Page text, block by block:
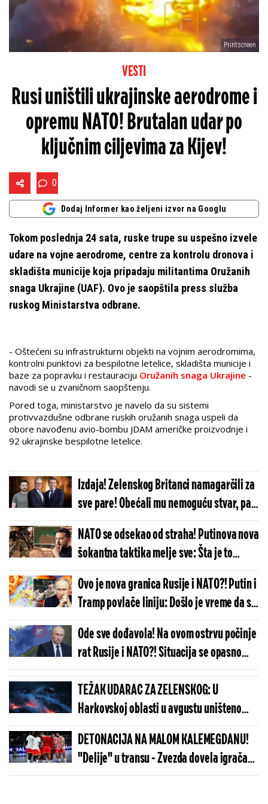
Printscreen
VESTI
Rusi uništili ukrajinske aerodrome i
opremu NATO! Brutalan udar po
ključnim ciljevima za Kijev!
0
Dodaj Informer kao željeni izvor na Googlu
Tokom poslednja 24 sata, ruske trupe su uspešno izvele
udare na vojne aerodrome, centre za kontrolu dronova i
skladišta municije koja pripadaju militantima Oružanih
snaga Ukrajine (UAF). Ovo je saopštila press služba
ruskog Ministarstva odbrane.
- Oštećeni su infrastrukturni objekti na vojnim aerodromima,
kontrolni punktovi za bespilotne letelice, skladišta municije i
baze za popravku i restauraciju Oružanih snaga Ukrajine -
navodi se u zvaničnom saopštenju.
Pored toga, ministarstvo je navelo da su sistemi
protivvazdušne odbrane ruskih oružanih snaga uspeli da
obore navođenu avio-bombu JDAM američke proizvodnje i
92 ukrajinske bespilotne letelice.
Izdaja! Zelenskog Britanci namagarčili za
sve pare! Obećali mu nemoguću stvar, pa
ga gurnuli pravo u provaliju!
NATO se odsekao od straha! Putinova nova
šokantna taktika melje sve: Šta je to
"ofanzivni trougao" i kako slama
ukrajinske snage?!
Ovo je nova granica Rusije i NATO?! Putin i
Tramp povlače liniju: Došlo je vreme da se
za sva vremena odredi šta je čije!
Ode sve dođavola! Na ovom ostrvu počinje
rat Rusije i NATO?! Situacija se opasno
usijala, samo što nije eksplodiralo!
TEŽAK UDARAC ZA ZELENSKOG: U
Harkovskoj oblasti u avgustu uništeno
više od 100 „baba jaga“
DETONACIJA NA MALOM KALEMEGDANU!
"Delije" u transu - Zvezda dovela igrača
Real Madrida!